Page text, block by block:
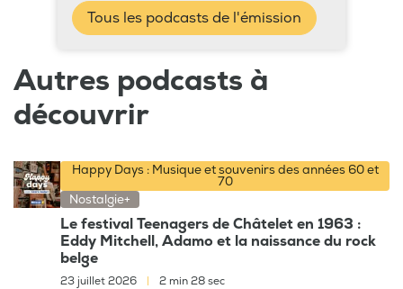
Tous les podcasts de l'émission
Autres podcasts à
découvrir
Happy Days : Musique et souvenirs des années 60 et
70
Nostalgie+
Le festival Teenagers de Châtelet en 1963 :
Eddy Mitchell, Adamo et la naissance du rock
belge
23 juillet 2026 2 min 28 sec